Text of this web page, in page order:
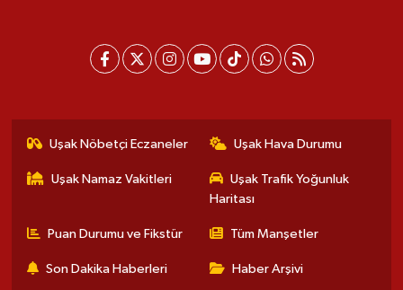
Uşak Nöbetçi Eczaneler Uşak Hava Durumu
Uşak Namaz Vakitleri
Uşak Trafik Yoğunluk
Haritası
Puan Durumu ve Fikstür Tüm Manşetler
Son Dakika Haberleri Haber Arşivi